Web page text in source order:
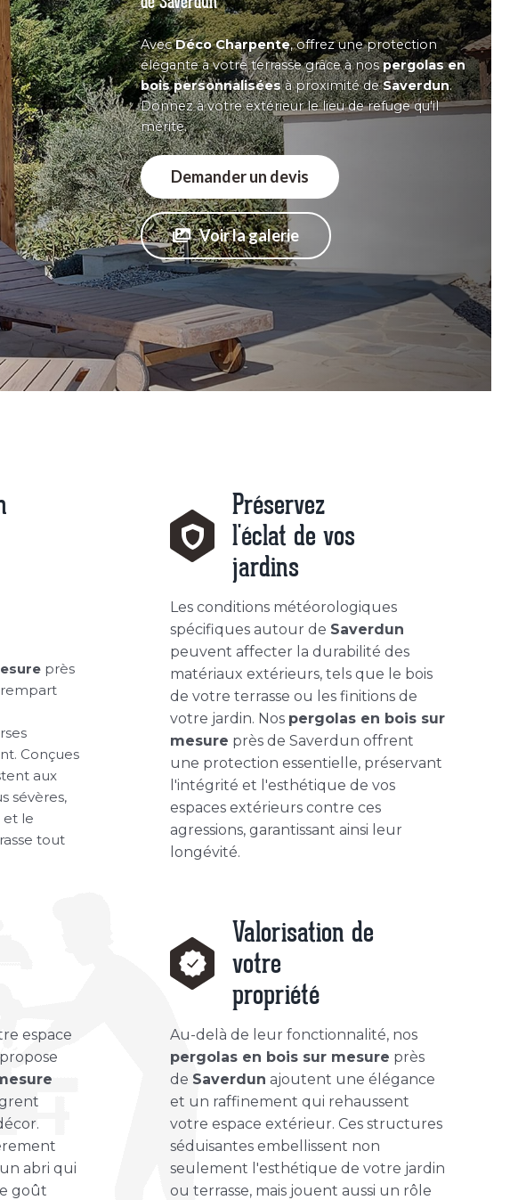
AvecDécoCharpente,offrezuneprotection
éléganteàvotreterrassegrâceànospergolasen
boispersonnaliséesàproximitédeSaverdun.
Donnezàvotreextérieurlelieuderefugequ'il
mérite.
Demander un devis
Voir la galerie
près
Conçues
aux
sévères,
et le
tout
Préservez
l'éclat de vos
jardins
Les conditions météorologiques
spécifiques autour de Saverdun
peuvent affecter la durabilité des
matériaux extérieurs, tels que le bois
de votre terrasse ou les finitions de
votre jardin. Nos pergolas en bois sur
mesure près de Saverdun offrent
une protection essentielle, préservant
l'intégrité et l'esthétique de vos
espaces extérieurs contre ces
agressions, garantissant ainsi leur
longévité.
espace
abri qui
goût
Valorisation de
votre
propriété
Au-delà de leur fonctionnalité, nos
pergolas en bois sur mesure près
de Saverdun ajoutent une élégance
et un raffinement qui rehaussent
votre espace extérieur. Ces structures
séduisantes embellissent non
seulement l'esthétique de votre jardin
ou terrasse, mais jouent aussi un rôle